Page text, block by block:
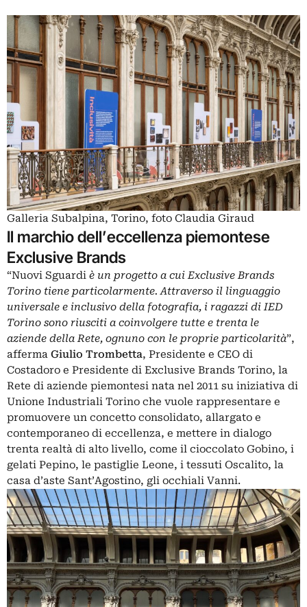
Galleria Subalpina, Torino, foto Claudia Giraud
Il marchio dell’eccellenza piemontese
Exclusive Brands
“Nuovi Sguardi è un progetto a cui Exclusive Brands
Torino tiene particolarmente. Attraverso il linguaggio
universale e inclusivo della fotografia, i ragazzi di IED
Torino sono riusciti a coinvolgere tutte e trenta le
aziende della Rete, ognuno con le proprie particolarità”,
afferma Giulio Trombetta, Presidente e CEO di
Costadoro e Presidente di Exclusive Brands Torino, la
Rete di aziende piemontesi nata nel 2011 su iniziativa di
Unione Industriali Torino che vuole rappresentare e
promuovere un concetto consolidato, allargato e
contemporaneo di eccellenza, e mettere in dialogo
trenta realtà di alto livello, come il cioccolato Gobino, i
gelati Pepino, le pastiglie Leone, i tessuti Oscalito, la
casa d’aste Sant’Agostino, gli occhiali Vanni.